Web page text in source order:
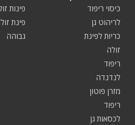
פינות
פינת
גבוהה
כיסוי ריפוד
לריהוט גן
כריות לפינת
זולה
ריפוד
לנדנדה
מזרן פוטון
ריפוד
לכסאות גן